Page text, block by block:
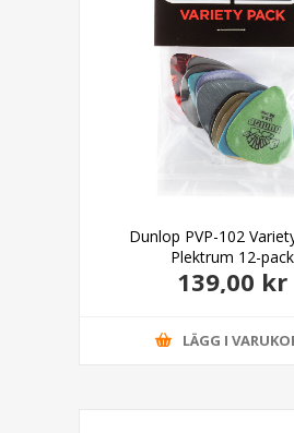
Dunlop PVP-102
Plektrum 12-pack
139,00 kr
LÄGG I